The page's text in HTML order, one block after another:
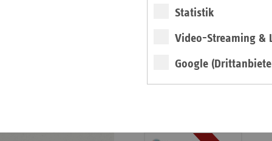
Statistik
Video-Streaming &
Google
Veröffentlichungen
Ansprechpartner